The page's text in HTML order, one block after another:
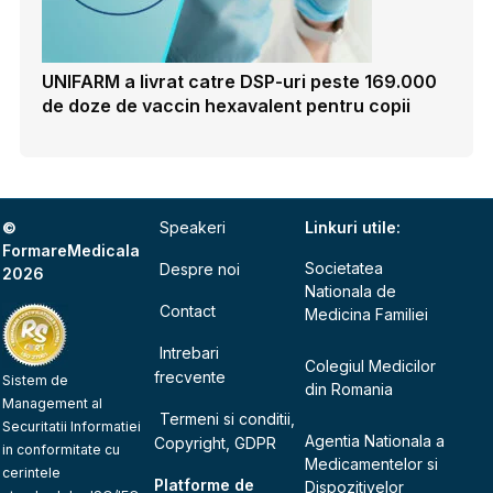
UNIFARM a livrat catre DSP-uri peste 169.000
de doze de vaccin hexavalent pentru copii
©
FormareMedicala
2026
Sistem de
Management al
Securitatii Informatiei
in conformitate cu
cerintele
Speakeri
Despre noi
Contact
Intrebari
frecvente
Termeni si conditii,
Copyright, GDPR
Platforme de
Linkuri utile:
Societatea
Nationala de
Medicina Familiei
Colegiul Medicilor
din Romania
Agentia Nationala a
Medicamentelor si
Dispozitivelor